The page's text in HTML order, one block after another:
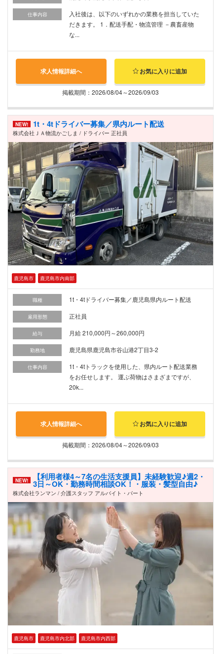
仕事内容
入社後は、以下のいずれかの業務を担当していた
だきます。 1．配送手配・物流管理 －農畜産物
な...
求人情報詳細へ お気に入りに追加
掲載期間：2026/08/04～2026/09/03
NEW! 1t・4tドライバー募集／県内ルート配送
株式会社ＪＡ物流かごしま / ドライバー 正社員
鹿児島市 鹿児島市内南部
職種 1t・4tドライバー募集／鹿児島県内ルート配送
雇用形態 正社員
給与 月給 210,000円～260,000円
勤務地 鹿児島県鹿児島市谷山港2丁目3-2
仕事内容
1t・4tトラックを使用した、県内ルート配送業務
をお任せします。 運ぶ荷物はさまざまですが、
20k...
求人情報詳細へ お気に入りに追加
掲載期間：2026/08/04～2026/09/03
NEW! 【利用者様4～7名の生活支援員】未経験歓迎♪週2・
3日～OK・勤務時間相談OK！・服装・髪型自由♪
株式会社ランマン / 介護スタッフ アルバイト・パート
鹿児島市 鹿児島市内北部 鹿児島市内西部